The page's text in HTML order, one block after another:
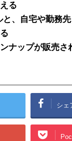
る
、自宅や勤務
ナップが販売さ
シェ